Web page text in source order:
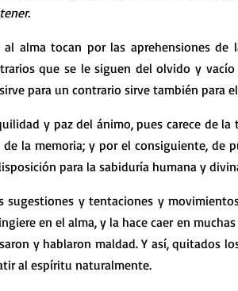
alma tocan por las aprehensiones de
que se le siguen del olvido y vacío
para un contrario sirve también para
y paz del ánimo, pues carece de
la memoria; y por el consiguiente, de
para la sabiduría humana y
sugestiones y tentaciones y
en el alma, y la hace caer en
y hablaron maldad. Y así, quitados
al espíritu naturalmente.